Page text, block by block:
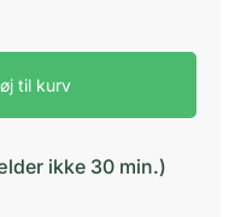
til kurv
ikke 30 min.)